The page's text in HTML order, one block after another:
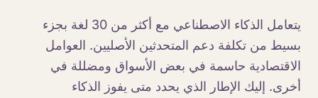
يتعامل الذكاء الاصطناعي مع أكثر من 30 لغة بجزء
بسيط من تكلفة دعم المتحدثين الأصليين. العوامل
الاقتصادية حاسمة في بعض الأسواق ومضللة في
أخرى. إليك الإطار الذي يحدد متى يفوز الذكاء